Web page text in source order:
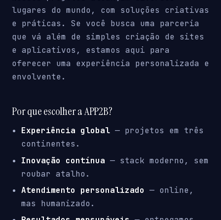
lugares do mundo, com soluções criativas
e práticas. Se você busca uma parceria
que vá além de simples criação de sites
e aplicativos, estamos aqui para
oferecer uma experiência personalizada e
envolvente.
Por que escolher a APP2B?
Experiência global — projetos em três
continentes.
Inovação contínua — stack moderno, sem
roubar atalho.
Atendimento personalizado — online,
mas humanizado.